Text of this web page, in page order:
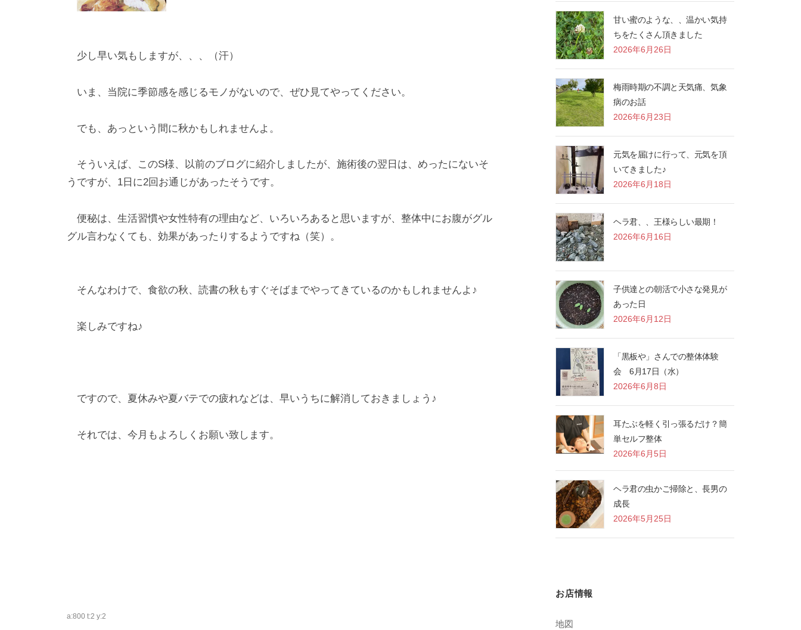
少し早い気もしますが、、、（汗）
いま、当院に季節感を感じるモノがないので、ぜひ見てやってください。
でも、あっという間に秋かもしれませんよ。
そういえば、このS様、以前のブログに紹介しましたが、施術後の翌日は、めったにないそ
うですが、1日に2回お通じがあったそうです。
便秘は、生活習慣や女性特有の理由など、いろいろあると思いますが、整体中にお腹がグル
グル言わなくても、効果があったりするようですね（笑）。
そんなわけで、食欲の秋、読書の秋もすぐそばまでやってきているのかもしれませんよ♪
楽しみですね♪
ですので、夏休みや夏バテでの疲れなどは、早いうちに解消しておきましょう♪
それでは、今月もよろしくお願い致します。
a:800 t:2 y:2
甘い蜜のような、、温かい気持
ちをたくさん頂きました
2026年6月26日
梅雨時期の不調と天気痛、気象
病のお話
2026年6月23日
元気を届けに行って、元気を頂
いてきました♪
2026年6月18日
ヘラ君、、王様らしい最期！
2026年6月16日
子供達との朝活で小さな発見が
あった日
2026年6月12日
「黒板や」さんでの整体体験
会 6月17日（水）
2026年6月8日
耳たぶを軽く引っ張るだけ？簡
単セルフ整体
2026年6月5日
ヘラ君の虫かご掃除と、長男の
成長
2026年5月25日
お店情報
地図